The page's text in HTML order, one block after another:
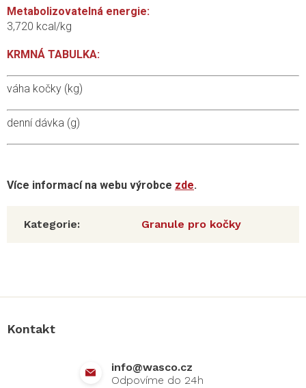
Metabolizovatelná energie:
3,720 kcal/kg
KRMNÁ TABULKA:
váha kočky (kg)
denní dávka (g)
Více informací na webu výrobce zde.
Kategorie: Granule pro kočky
Kontakt
info@wasco.cz